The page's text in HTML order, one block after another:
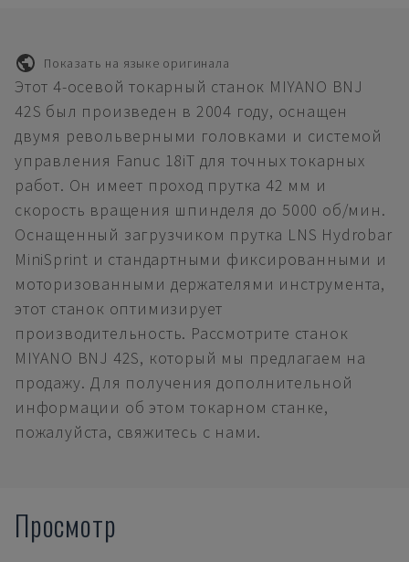
Показать на языке оригинала
Этот 4-осевой токарный станок MIYANO BNJ
42S был произведен в 2004 году, оснащен
двумя револьверными головками и системой
управления Fanuc 18iT для точных токарных
работ. Он имеет проход прутка 42 мм и
скорость вращения шпинделя до 5000 об/мин.
Оснащенный загрузчиком прутка LNS Hydrobar
MiniSprint и стандартными фиксированными и
моторизованными держателями инструмента,
этот станок оптимизирует
производительность. Рассмотрите станок
MIYANO BNJ 42S, который мы предлагаем на
продажу. Для получения дополнительной
информации об этом токарном станке,
пожалуйста, свяжитесь с нами.
Просмотр